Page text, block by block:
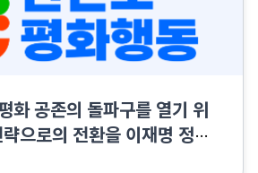
화 공존의 돌파구를 열기 위
으로의 전환을 이재명 정부